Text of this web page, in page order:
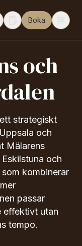
Boka
och
strategiskt
och
Mälarens
och
kombinerar
passar
effektivt utan
tempo.